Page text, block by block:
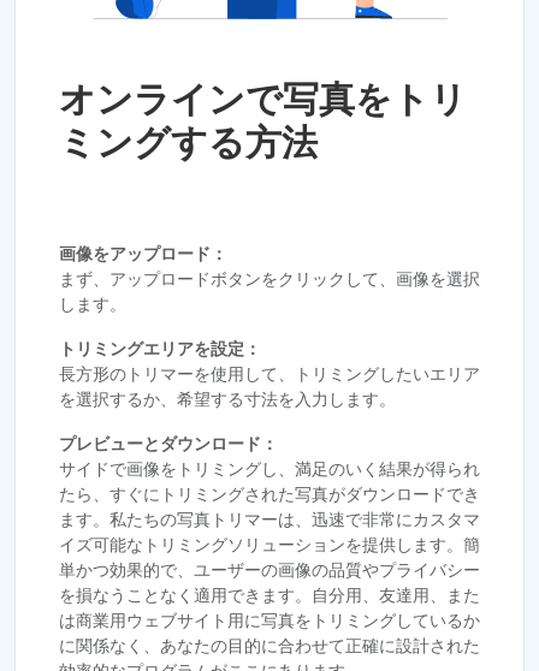
オンラインで写真をトリ
ミングする方法
画像をアップロード：
まず、アップロードボタンをクリックして、画像を選択
します。
トリミングエリアを設定：
長方形のトリマーを使用して、トリミングしたいエリア
を選択するか、希望する寸法を入力します。
プレビューとダウンロード：
サイドで画像をトリミングし、満足のいく結果が得られ
たら、すぐにトリミングされた写真がダウンロードでき
ます。私たちの写真トリマーは、迅速で非常にカスタマ
イズ可能なトリミングソリューションを提供します。簡
単かつ効果的で、ユーザーの画像の品質やプライバシー
を損なうことなく適用できます。自分用、友達用、また
は商業用ウェブサイト用に写真をトリミングしているか
に関係なく、あなたの目的に合わせて正確に設計された